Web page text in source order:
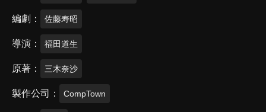
編劇 佐藤寿昭
導演 福田道生
原著 三木奈沙
製作公司 CompTown